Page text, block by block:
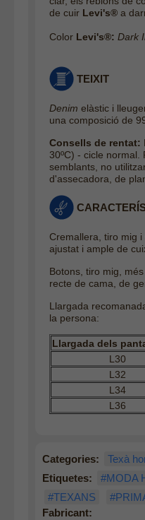
de cuir Levi's® a
Color Levi's®: Dark
TEIXIT
Denim elàstic i
una composició de
Consells de rentat:
30ºC) - cicle
semblants, no
d'assecadora, de
Cremallera, tiro mig i
ajustat i ample de
Botons, tiro mig,
recte de cama, de
Llargada
la persona:
Llargada dels
L30
L32
L34
L36
Categories: Texà
Etiquetes:
#MODA
#TEXANS
Fabricant: